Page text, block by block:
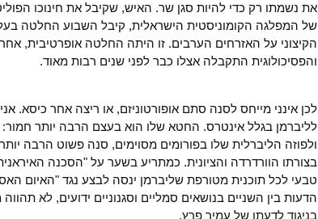
את נשמתו רק כדי להיות סגן שר. האיש, שקיבל את חינוכו
של המפלגה הקומוניסטית הישראלית, קיבל השבוע החלטה
הקיצוני על האזרחים הערבים. זו היתה החלטה אופרטיבית,
והפסיכולוגית התקבלה אצלו כבר לפני שנים רבות מאוד.
לכן אינני מייחס לסנה סתם אופורטוניזם, או ריצה אחר כיסא.
לליברמן בגלל אינטרס. החטא שלו הוא בעצם הרבה יותר
ולפוזה הליברלית שלו בפורומים מסוימים, סנה פשוט הרבה
בצורתו הוורדרדה והציונית. כמתריע בשער על "הסכנה
טבעי לכל תוכנית מטורפת שליברמן ינסה לבצע נגד "האיום
הדעות בין השניים בנושאים סמליים וסגנוניים ידועים, לא
בניגוד לדעתו של עמיר פרץ.